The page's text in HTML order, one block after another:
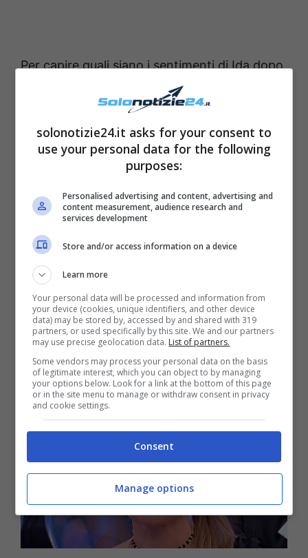
Per capire quali siano i sentimenti di Ida dopo
quanto successo, il settimanale Uomini e
Donne Magazine l’ha intervistata. L’ex
protagonista non ha voluto commentare la
nuova relazione di Riccardo, preferendo
lasciare loro la libertà di viverla in totale
serenità. Ida Platano però ha parlato di un
possibile ritorno in trasmissione: “Ho preso
più volte in considerazione questa opzione,
indipendentemente dalla presenza di
Riccardo. Sto facendo un
su me stessa e, appena sarò pronta e carica,
chi lo sa…Magari potrei anche tornare”.
Parla Gemma Galgani
solonotizie24.it asks for your consent to
use your personal data for the following
purposes:
Personalised advertising and content, advertising and
content measurement, audience research and
services development
Store and/or access information on a device
Learn more
Your personal data will be processed and information from
your device (cookies, unique identifiers, and other device
data) may be stored by, accessed by and shared with 319
partners, or used specifically by this site. We and our partners
may use precise geolocation data. List of partners.
Some vendors may process your personal data on the basis
of legitimate interest, which you can object to by managing
your options below. Look for a link at the bottom of this page
or in the site menu to manage or withdraw consent in privacy
and cookie settings.
Consent
Manage options